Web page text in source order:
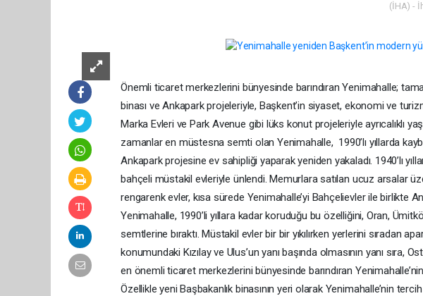
(İHA) -
Önemli ticaret merkezlerini bünyesinde barındıran Yenimahalle;
binası ve Ankapark projeleriyle, Başkent’in siyaset, ekonomi ve
Marka Evleri ve Park Avenue gibi lüks konut projeleriyle ayrıcalıklı
zamanlar en müstesna semti olan Yenimahalle, 1990’lı yıllarda
Ankapark projesine ev sahipliği yaparak yeniden yakaladı. 1940’lı
bahçeli müstakil evleriyle ünlendi. Memurlara satılan ucuz arsalar
rengarenk evler, kısa sürede Yenimahalle’yi Bahçelievler ile birlikte
Yenimahalle, 1990’li yıllara kadar koruduğu bu özelliğini, Oran,
semtlerine bıraktı. Müstakil evler bir bir yıkılırken yerlerini sıradan
konumundaki Kızılay ve Ulus’un yanı başında olmasının yanı sıra,
en önemli ticaret merkezlerini bünyesinde barındıran
Özellikle yeni Başbakanlık binasının yeri olarak Yenimahalle’nin